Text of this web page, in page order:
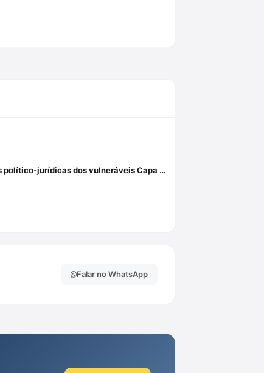
Custos Vulnerabilis: A Defensoria Pública e o equilíbrio nas relações político-jurídicas dos vulneráveis Capa dura 1 janeiro 2019
Falar no WhatsApp